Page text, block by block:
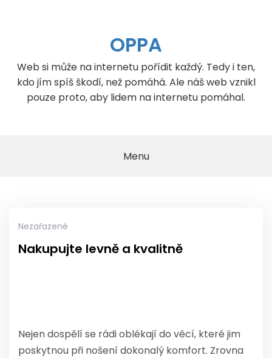
OPPA
Web si může na internetu pořídit každý. Tedy i ten,
kdo jím spíš škodí, než pomáhá. Ale náš web vznikl
pouze proto, aby lidem na internetu pomáhal.
Menu
Nezařazené
Nakupujte levně a kvalitně
Nejen dospělí se rádi oblékají do věcí, které jim
poskytnou při nošení dokonalý komfort. Zrovna